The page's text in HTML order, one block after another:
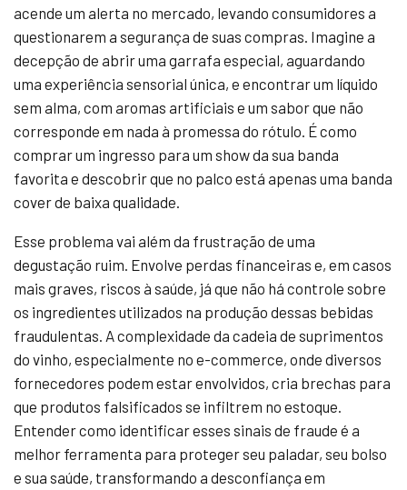
acende um alerta no mercado, levando consumidores a
questionarem a segurança de suas compras. Imagine a
decepção de abrir uma garrafa especial, aguardando
uma experiência sensorial única, e encontrar um líquido
sem alma, com aromas artificiais e um sabor que não
corresponde em nada à promessa do rótulo. É como
comprar um ingresso para um show da sua banda
favorita e descobrir que no palco está apenas uma banda
cover de baixa qualidade.
Esse problema vai além da frustração de uma
degustação ruim. Envolve perdas financeiras e, em casos
mais graves, riscos à saúde, já que não há controle sobre
os ingredientes utilizados na produção dessas bebidas
fraudulentas. A complexidade da cadeia de suprimentos
do vinho, especialmente no e-commerce, onde diversos
fornecedores podem estar envolvidos, cria brechas para
que produtos falsificados se infiltrem no estoque.
Entender como identificar esses sinais de fraude é a
melhor ferramenta para proteger seu paladar, seu bolso
e sua saúde, transformando a desconfiança em